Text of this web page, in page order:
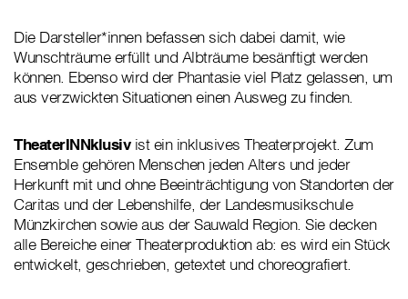
Die Darsteller*innen befassen sich dabei damit, wie
Wunschträume erfüllt und Albträume besänftigt werden
können. Ebenso wird der Phantasie viel Platz gelassen, um
aus verzwickten Situationen einen Ausweg zu finden.
TheaterINNklusivist ein inklusives Theaterprojekt. Zum
Ensemble gehören Menschen jeden Alters und jeder
Herkunft mit und ohne Beeinträchtigung von Standorten der
Caritas und der Lebenshilfe, der Landesmusikschule
Münzkirchen sowie aus der Sauwald Region. Sie decken
alle Bereiche einer Theaterproduktion ab: es wird ein Stück
entwickelt, geschrieben, getextet und choreografiert.